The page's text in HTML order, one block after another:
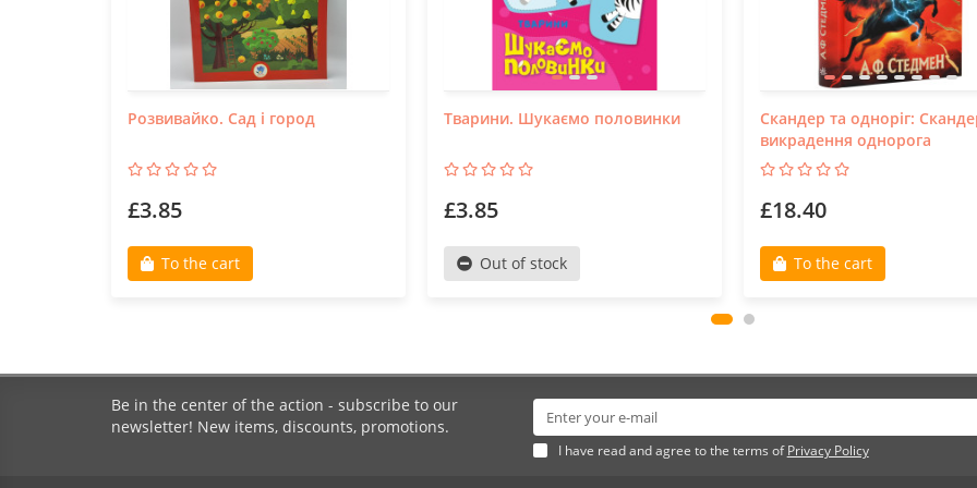
Розвивайко. Сад і город
£3.85
To the cart
Тварини. Шукаємо половинки
£3.85
Out of stock
Скандер та одноріг:
викрадення однорога
£18.40
To the cart
Be in the center of the action - subscribe to our
newsletter! New items, discounts, promotions.
I have read and agree to the terms ofPrivacy Policy